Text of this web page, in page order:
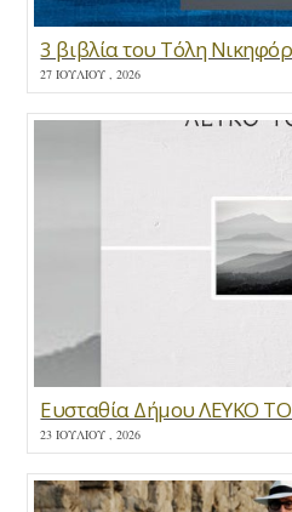
3 βιβλία του Τόλη
27 ΙΟΥΛΊΟΥ , 2026
Ευσταθία Δήμου ΛΕΥΚΟ
23 ΙΟΥΛΊΟΥ , 2026